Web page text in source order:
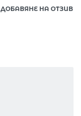
ДОБАВЯНЕ НА ОТЗИВ